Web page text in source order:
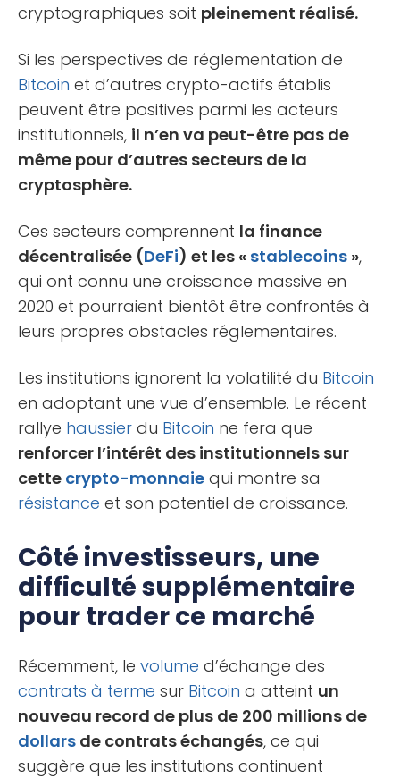
cryptographiques soit pleinement réalisé.
Si les perspectives de réglementation de
Bitcoin et d’autres crypto-actifs établis
peuvent être positives parmi les acteurs
institutionnels, il n’en va peut-être pas de
même pour d’autres secteurs de la
cryptosphère.
Ces secteurs comprennent la finance
décentralisée (DeFi) et les « stablecoins »,
qui ont connu une croissance massive en
2020 et pourraient bientôt être confrontés à
leurs propres obstacles réglementaires.
Les institutions ignorent la volatilité du Bitcoin
en adoptant une vue d’ensemble. Le récent
rallye haussier du Bitcoin ne fera que
renforcer l’intérêt des institutionnels sur
cette crypto-monnaie qui montre sa
résistance et son potentiel de croissance.
Côté investisseurs, une
difficulté supplémentaire
pour trader ce marché
Récemment, le volume d’échange des
contrats à terme sur Bitcoin a atteint un
nouveau record de plus de 200 millions de
dollars de contrats échangés, ce qui
suggère que les institutions continuent